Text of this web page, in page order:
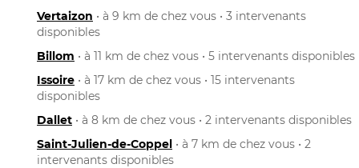
Vertaizon • à 9 km de chez vous • 3 intervenants
disponibles
Billom • à 11 km de chez vous • 5 intervenants disponibles
Issoire • à 17 km de chez vous • 15 intervenants
disponibles
Dallet • à 8 km de chez vous • 2 intervenants disponibles
Saint-Julien-de-Coppel • à 7 km de chez vous • 2
intervenants disponibles